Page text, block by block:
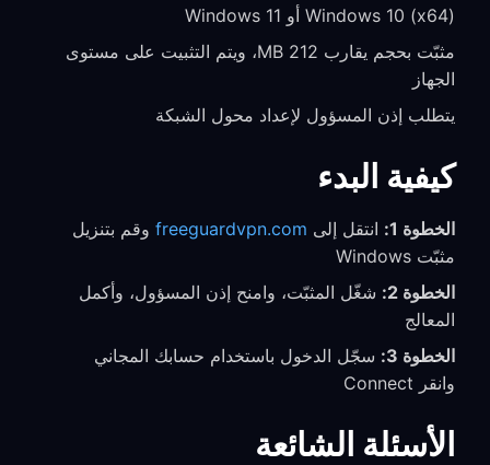
Windows 10 (x64) أو Windows 11
مثبّت بحجم يقارب 212 MB، ويتم التثبيت على مستوى
الجهاز
يتطلب إذن المسؤول لإعداد محول الشبكة
كيفية البدء
الخطوة 1: انتقل إلى freeguardvpn.com وقم بتنزيل
مثبّت Windows
الخطوة 2:
شغّل المثبّت، وامنح إذن المسؤول، وأكمل
المعالج
الخطوة 3:
سجّل الدخول باستخدام حسابك المجاني
وانقر Connect
الأسئلة الشائعة